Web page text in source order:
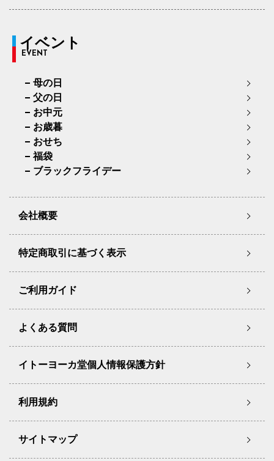
イベント
EVENT
母の日
父の日
お中元
お歳暮
おせち
福袋
ブラックフライデー
会社概要
特定商取引に基づく表示
ご利用ガイド
よくある質問
イトーヨーカ堂個人情報保護方針
利用規約
サイトマップ